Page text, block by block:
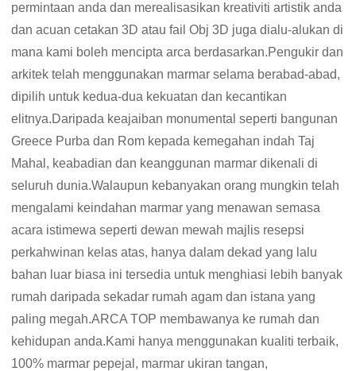
permintaan anda dan merealisasikan kreativiti artistik anda
dan acuan cetakan 3D atau fail Obj 3D juga dialu-alukan di
mana kami boleh mencipta arca berdasarkan.Pengukir dan
arkitek telah menggunakan marmar selama berabad-abad,
dipilih untuk kedua-dua kekuatan dan kecantikan
elitnya.Daripada keajaiban monumental seperti bangunan
Greece Purba dan Rom kepada kemegahan indah Taj
Mahal, keabadian dan keanggunan marmar dikenali di
seluruh dunia.Walaupun kebanyakan orang mungkin telah
mengalami keindahan marmar yang menawan semasa
acara istimewa seperti dewan mewah majlis resepsi
perkahwinan kelas atas, hanya dalam dekad yang lalu
bahan luar biasa ini tersedia untuk menghiasi lebih banyak
rumah daripada sekadar rumah agam dan istana yang
paling megah.ARCA TOP membawanya ke rumah dan
kehidupan anda.Kami hanya menggunakan kualiti terbaik,
100% marmar pepejal, marmar ukiran tangan,